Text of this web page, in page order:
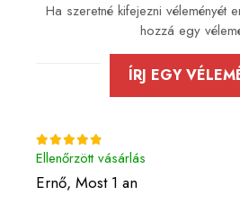
Ha szeretné kifejezni véleményét
hozzá egy
ÍRJ EGY
Ellenőrzött vásárlás
Ernő, Most 1 an